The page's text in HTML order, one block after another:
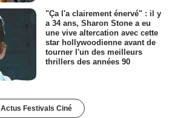
"Ça l'a clairement énervé" : il y
a 34 ans, Sharon Stone a eu
une vive altercation avec cette
star hollywoodienne avant de
tourner l'un des meilleurs
thrillers des années 90
Actus Festivals Ciné